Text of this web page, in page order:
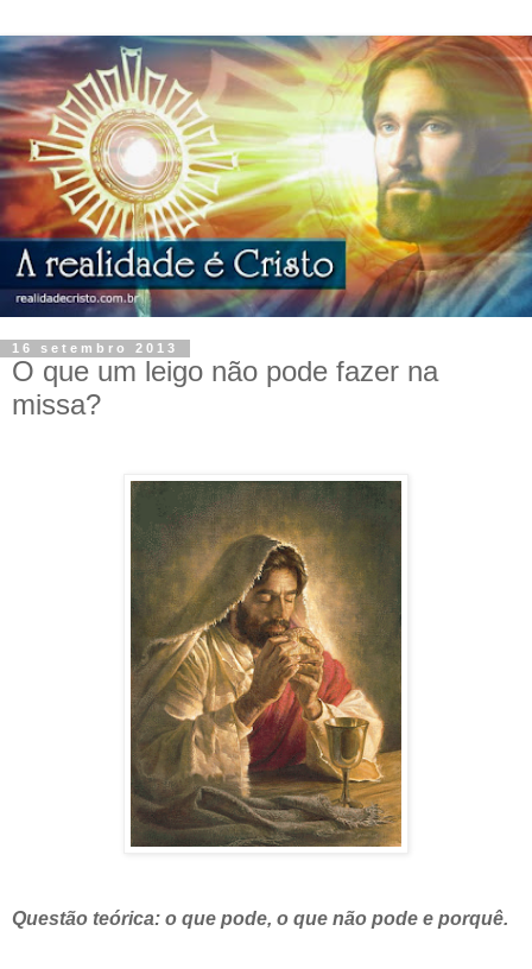
16 setembro 2013
O que um leigo não pode fazer na
missa?
Questão teórica: o que pode, o que não pode e porquê.